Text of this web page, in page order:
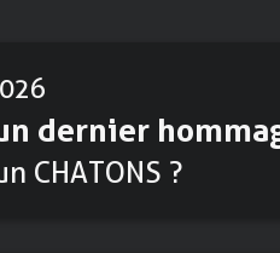
dernier
CHATONS ?